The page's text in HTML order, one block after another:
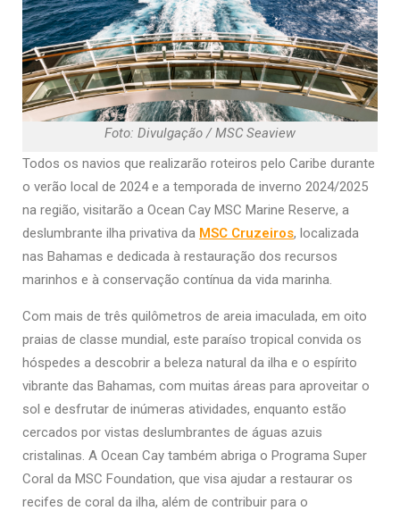
Foto: Divulgação / MSC Seaview
Todos os navios que realizarão roteiros pelo Caribe durante
o verão local de 2024 e a temporada de inverno 2024/2025
na região, visitarão a Ocean Cay MSC Marine Reserve, a
deslumbrante ilha privativa da MSC Cruzeiros, localizada
nas Bahamas e dedicada à restauração dos recursos
marinhos e à conservação contínua da vida marinha.
Com mais de três quilômetros de areia imaculada, em oito
praias de classe mundial, este paraíso tropical convida os
hóspedes a descobrir a beleza natural da ilha e o espírito
vibrante das Bahamas, com muitas áreas para aproveitar o
sol e desfrutar de inúmeras atividades, enquanto estão
cercados por vistas deslumbrantes de águas azuis
cristalinas. A Ocean Cay também abriga o Programa Super
Coral da MSC Foundation, que visa ajudar a restaurar os
recifes de coral da ilha, além de contribuir para o